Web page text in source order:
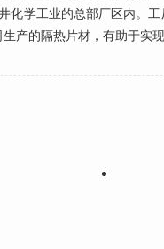
化学工业的总部厂区内。
产的隔热片材，有助于实